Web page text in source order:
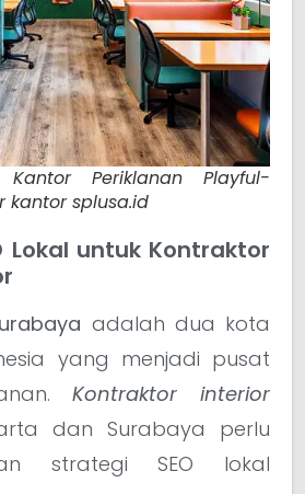
Periklanan Playful-
kantor splusa.id
Lokal untuk Kontraktor
adalah dua kota
yang menjadi pusat
Kontraktor interior
dan Surabaya perlu
strategi SEO lokal